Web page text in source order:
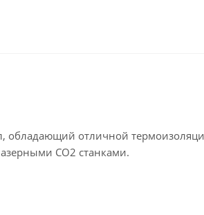
обладающий отличной
СО2 станками.